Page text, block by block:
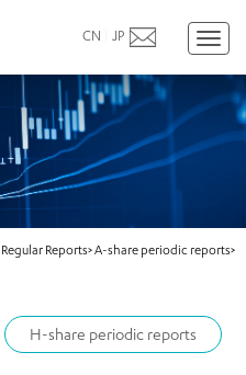
CN JP
Regular Reports>A-share periodic reports>
H-share periodic reports